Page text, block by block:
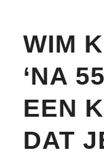
WIM
‘NA
EEN
DAT